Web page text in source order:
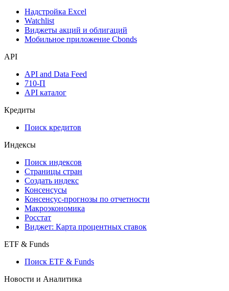
Надстройка Excel
Watchlist
Виджеты акций и облигаций
Мобильное приложение Cbonds
API
API and Data Feed
710-П
API каталог
Кредиты
Поиск кредитов
Индексы
Поиск индексов
Страницы стран
Создать индекс
Консенсусы
Консенсус-прогнозы по отчетности
Макроэкономика
Росстат
Виджет: Карта процентных ставок
ETF & Funds
Поиск ETF & Funds
Новости и Аналитика